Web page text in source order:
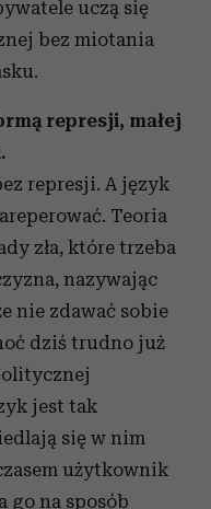
uczą się
bez miotania
represji, małej
represji. A język
Teoria
zła, które trzeba
nazywając
nie zdawać sobie
dziś trudno już
jest tak
się w nim
użytkownik
go na sposób